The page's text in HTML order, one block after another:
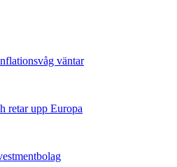
väntar
retar upp Europa